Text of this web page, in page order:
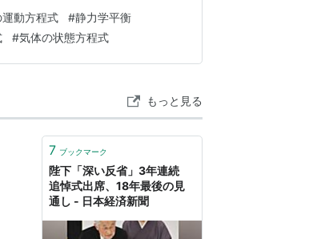
学習の要点 参考図書・参考URL
動方程式 #静力学平衡
#気体の状態方程式
もっと見る
7 ブックマーク
陛下「深い反省」3年連続
追悼式出席、18年最後の見
通し - 日本経済新聞